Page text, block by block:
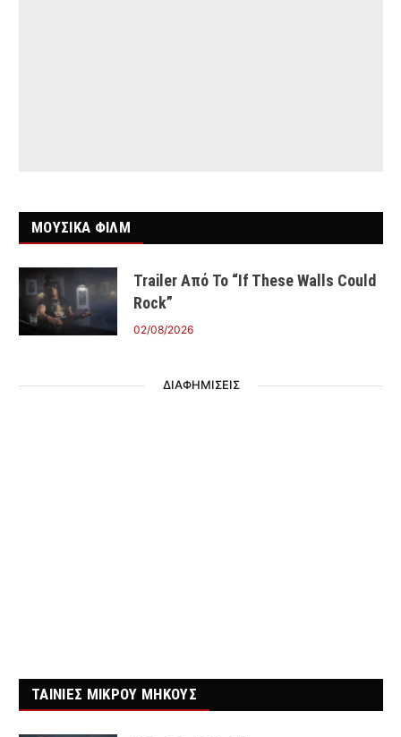
ΜΟΥΣΙΚΑ ΦΙΛΜ
Trailer Από Το “If These Walls Could
Rock”
02/08/2026
ΔΙΑΦΗΜΙΣΕΙΣ
ΤΑΙΝΙΕΣ ΜΙΚΡΟΥ ΜΗΚΟΥΣ